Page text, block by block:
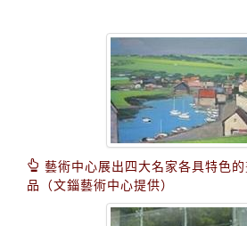
藝術中心展出四大名家各具特色
品（文錙藝術中心提供）